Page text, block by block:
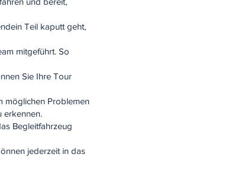
Teil kaputt geht,
mitgeführt. So
Sie Ihre Tour
möglichen Problemen
erkennen.
Begleitfahrzeug
jederzeit in das